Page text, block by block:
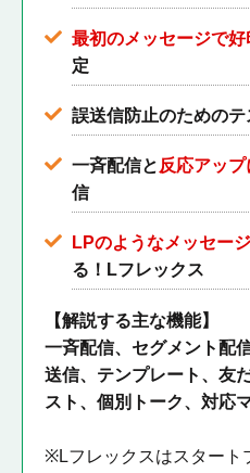
最初のメッセージで好
定
誤送信防止のためのテ
一斉配信と 反応アッ
信
LPのようなメッセージ
る！Lフレックス
【解説する主な機能】
一斉配信、セグメント配
送信、テンプレート、友
スト、個別トーク、対応
※Lフレックスはスタート